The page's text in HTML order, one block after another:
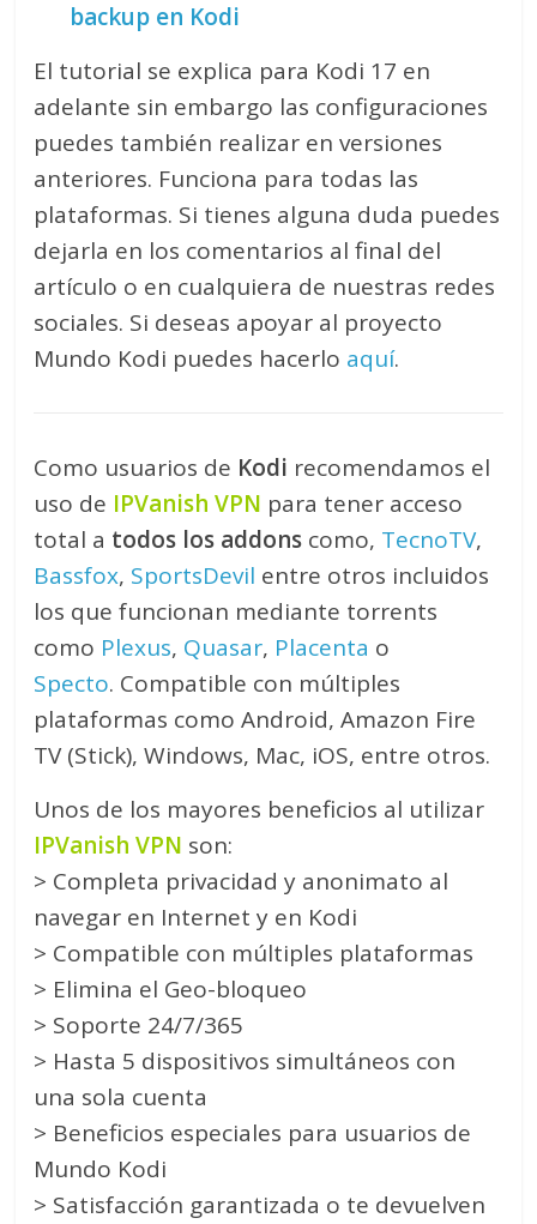
backup en Kodi
El tutorial se explica para Kodi 17 en
adelante sin embargo las configuraciones
puedes también realizar en versiones
anteriores. Funciona para todas las
plataformas. Si tienes alguna duda puedes
dejarla en los comentarios al final del
artículo o en cualquiera de nuestras redes
sociales. Si deseas apoyar al proyecto
Mundo Kodi puedes hacerlo aquí.
Como usuarios de Kodi recomendamos el
uso de IPVanish VPN para tener acceso
total a todos los addons como, TecnoTV,
Bassfox, SportsDevil entre otros incluidos
los que funcionan mediante torrents
como Plexus, Quasar, Placenta o
Specto. Compatible con múltiples
plataformas como Android, Amazon Fire
TV (Stick), Windows, Mac, iOS, entre otros.
Unos de los mayores beneficios al utilizar
IPVanish VPN son:
> Completa privacidad y anonimato al
navegar en Internet y en Kodi
> Compatible con múltiples plataformas
> Elimina el Geo-bloqueo
> Soporte 24/7/365
> Hasta 5 dispositivos simultáneos con
una sola cuenta
> Beneficios especiales para usuarios de
Mundo Kodi
> Satisfacción garantizada o te devuelven